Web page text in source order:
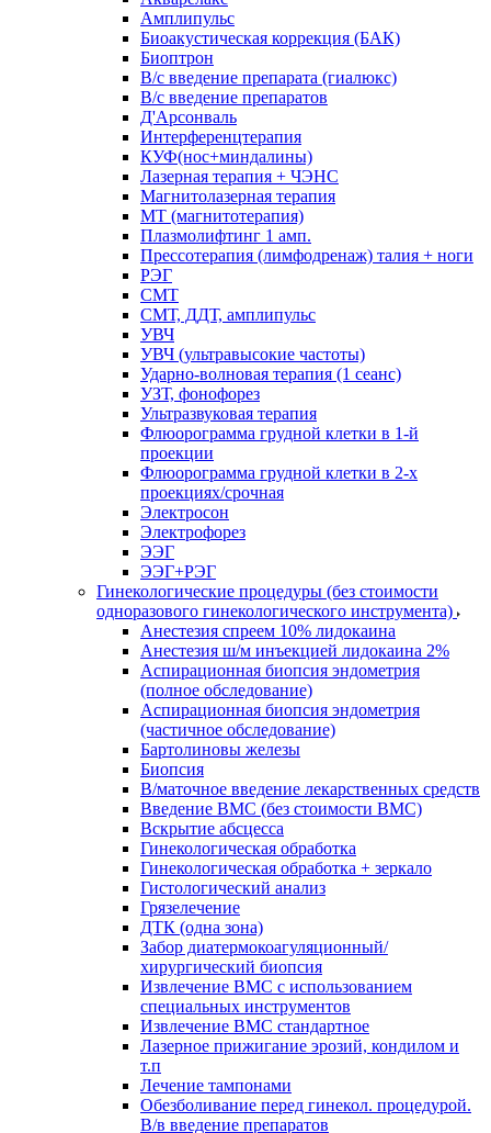
Амплипульс
Биоакустическая коррекция (БАК)
Биоптрон
В/с введение препарата (гиалюкс)
В/с введение препаратов
Д'Арсонваль
Интерференцтерапия
КУФ(нос+миндалины)
Лазерная терапия + ЧЭНС
Магнитолазерная терапия
МТ (магнитотерапия)
Плазмолифтинг 1 амп.
Прессотерапия (лимфодренаж) талия + ноги
РЭГ
СМТ
СМТ, ДДТ, амплипульс
УВЧ
УВЧ (ультравысокие частоты)
Ударно-волновая терапия (1 сеанс)
УЗТ, фонофорез
Ультразвуковая терапия
Флюорограмма грудной клетки в 1-й
проекции
Флюорограмма грудной клетки в 2-х
проекциях/срочная
Электросон
Электрофорез
ЭЭГ
ЭЭГ+РЭГ
Гинекологические процедуры (без стоимости
одноразового гинекологического инструмента)
Анестезия спреем 10% лидокаина
Анестезия ш/м инъекцией лидокаина 2%
Аспирационная биопсия эндометрия
(полное обследование)
Аспирационная биопсия эндометрия
(частичное обследование)
Бартолиновы железы
Биопсия
В/маточное введение лекарственных средств
Введение ВМС (без стоимости ВМС)
Вскрытие абсцесса
Гинекологическая обработка
Гинекологическая обработка + зеркало
Гистологический анализ
Грязелечение
ДТК (одна зона)
Забор диатермокоагуляционный/
хирургический биопсия
Извлечение ВМС с использованием
специальных инструментов
Извлечение ВМС стандартное
Лазерное прижигание эрозий, кондилом и
т.п
Лечение тампонами
Обезболивание перед гинекол. процедурой.
В/в введение препаратов